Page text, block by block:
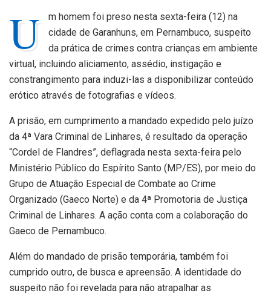
U
m homem foi preso nesta sexta-feira (12) na
cidade de Garanhuns, em Pernambuco, suspeito
da prática de crimes contra crianças em ambiente
virtual, incluindo aliciamento, assédio, instigação e
constrangimento para induzi-las a disponibilizar conteúdo
erótico através de fotografias e vídeos.
A prisão, em cumprimento a mandado expedido pelo juízo
da 4ª Vara Criminal de Linhares, é resultado da operação
“Cordel de Flandres”, deflagrada nesta sexta-feira pelo
Ministério Público do Espírito Santo (MP/ES), por meio do
Grupo de Atuação Especial de Combate ao Crime
Organizado (Gaeco Norte) e da 4ª Promotoria de Justiça
Criminal de Linhares. A ação conta com a colaboração do
Gaeco de Pernambuco.
Além do mandado de prisão temporária, também foi
cumprido outro, de busca e apreensão. A identidade do
suspeito não foi revelada para não atrapalhar as